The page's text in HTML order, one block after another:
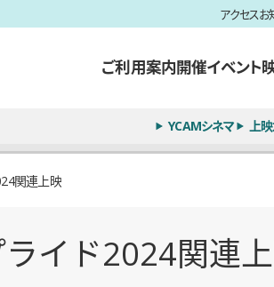
アクセスお
ご利用案内開催イベント
YCAMシネマ 上
関連上映
イド2024関連